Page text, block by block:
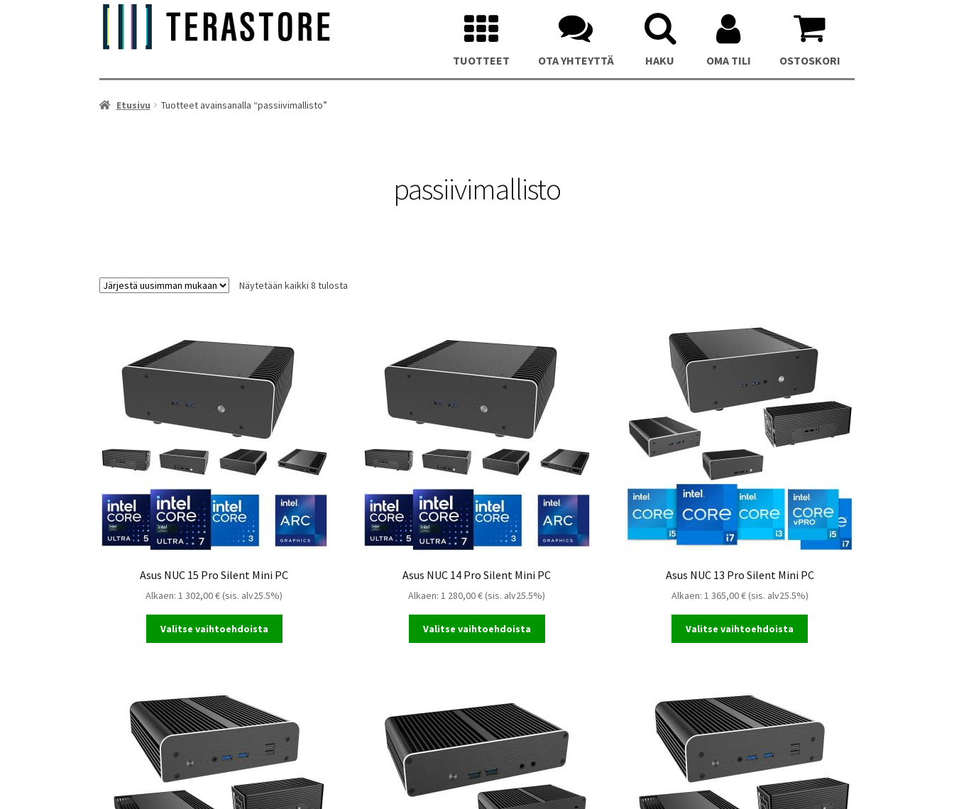
OSTOSKORI
OMA TILI
HAKU
OTA YHTEYTTÄ
TUOTTEET
Asus NUC 15 Pro Mini PC
Asus NUC 14 Essential Mini PC
Asus NUC 14 Pro Mini PC Asus NUC 12 Pro Mini PC
Etusivu Tuotteet avainsanalla “passiivimallisto”
passiivimallisto
Näytetään kaikki 8 tulosta
Asus NUC 15 Pro Silent Mini PC
Alkaen:1 302,00€ (sis. alv25.5%)
Valitse vaihtoehdoista
Asus NUC 14 Pro Silent Mini PC
Alkaen:1 280,00€ (sis. alv25.5%)
Valitse vaihtoehdoista
Asus NUC 13 Pro Silent Mini PC
Alkaen: 1 365,00€(sis. alv25.5%)
Valitse vaihtoehdoista